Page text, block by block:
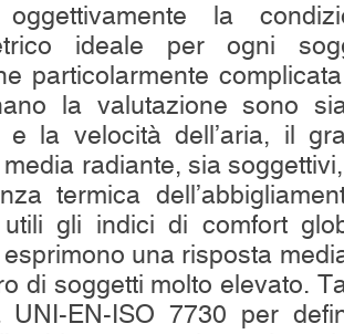
oggettivamente la
ideale per ogni
particolarmente
la valutazione sono
e la velocità dell’aria, il
radiante, sia
termica
gli indici di comfort
una risposta
di soggetti molto elevato.
UNI-EN-ISO 7730 per